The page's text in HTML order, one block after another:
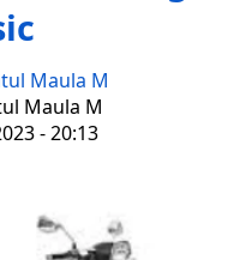
Maula M
Maula M
- 20:13